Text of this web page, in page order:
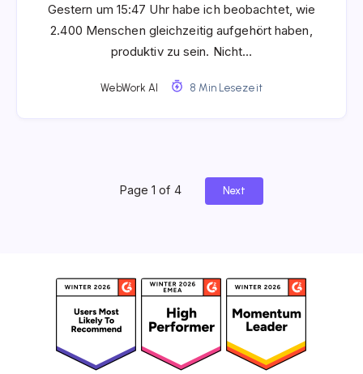
Gestern um 15:47 Uhr habe ich beobachtet, wie
2.400 Menschen gleichzeitig aufgehört haben,
produktiv zu sein. Nicht…
WebWork AI 8 Min Lesezeit
Page 1 of 4 Next